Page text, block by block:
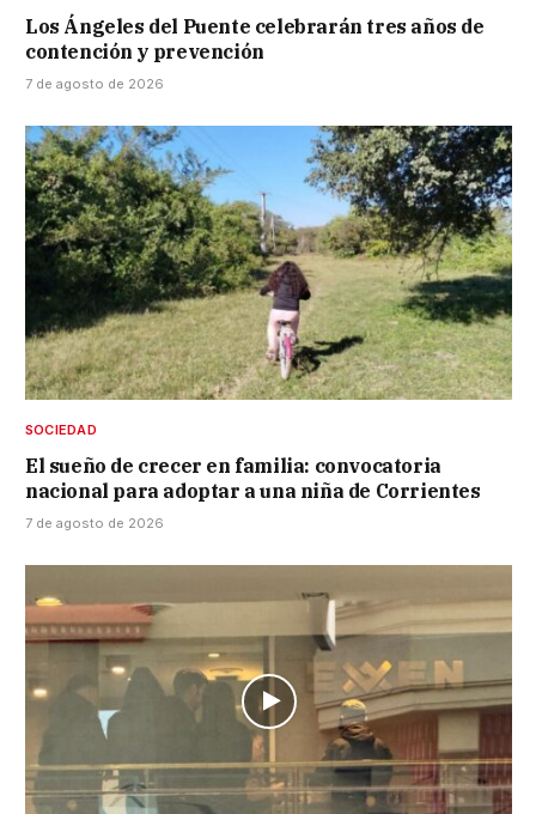
Los Ángeles del Puente celebrarán tres años de
contención y prevención
7 de agosto de 2026
SOCIEDAD
El sueño de crecer en familia: convocatoria
nacional para adoptar a una niña de Corrientes
7 de agosto de 2026